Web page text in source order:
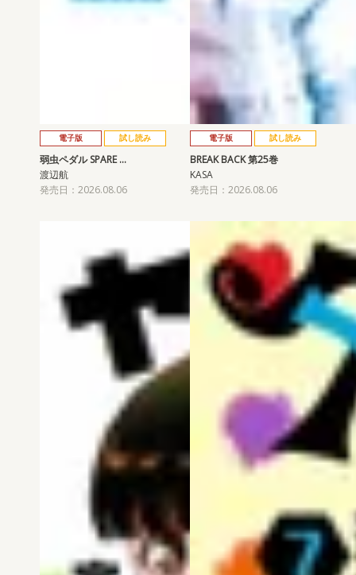
電子版 試し読み
弱虫ペダル SPARE …
渡辺航
発売日：2026.08.06
電子版 試し読み
BREAK BACK 第25巻
KASA
発売日：2026.08.06